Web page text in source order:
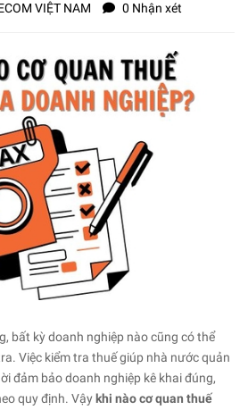
VIỆT NAM 0 Nhận xét
bất kỳ doanh nghiệp nào cũng có thể
Việc kiểm tra thuế giúp nhà nước quản
đảm bảo doanh nghiệp kê khai đúng,
quy định. Vậy khi nào cơ quan thuế